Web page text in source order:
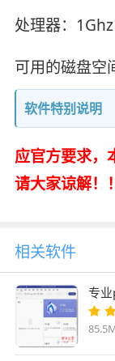
处理器：
可用的磁盘空
软件特别说明
应官方要求，
请大家谅解！
相关软件
专
文